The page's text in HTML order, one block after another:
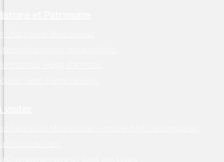
et Patrimoine
Château de Montsoreau
patrimoniaux remarquables
village d’artistes
Saint-Pierre de Rest
visiter
Château de Montsoreau – musée d’Art contemporain
Maison du Parc